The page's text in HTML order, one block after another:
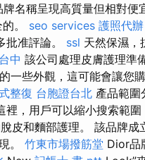
名稱呈現高質量但相對便
。 seo services 護照代辦
批准評論。 ssl 天然保濕，
中 該公司處理皮膚護理準
一些外觀，這可能會讓您
整復 台胞證台北 產品範圍
裡，用戶可以縮小搜索範圍
皮和麵部護理。 該品牌成
。 竹東市場撥筋堂 Dior品